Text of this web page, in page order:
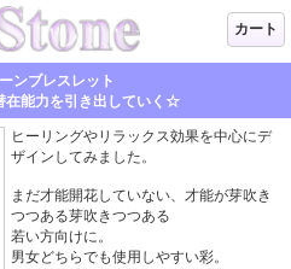
カート
ンブレスレット
在能力を引き出していく☆
ヒーリングやリラックス効果を中心にデ
ザインしてみました。
まだ才能開花していない、才能が芽吹き
つつある芽吹きつつある
若い方向けに。
男女どちらでも使用しやすい彩。